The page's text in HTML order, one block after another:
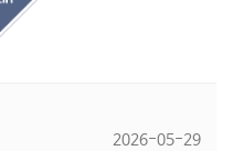
2026-05-29